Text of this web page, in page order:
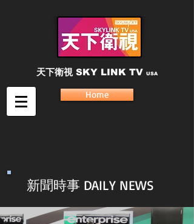
天下衛視 SKY LINK TV USA
Home
新聞時事 DAILY NEWS